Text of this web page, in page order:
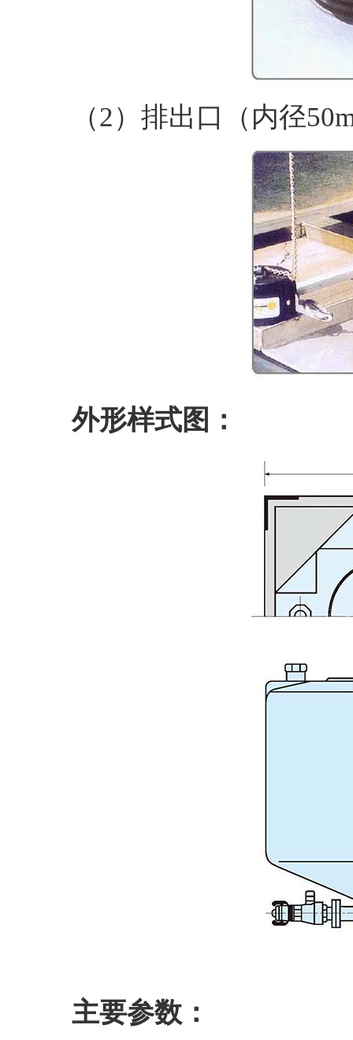
（2）排出口（内径
外形样式图：
主要参数：